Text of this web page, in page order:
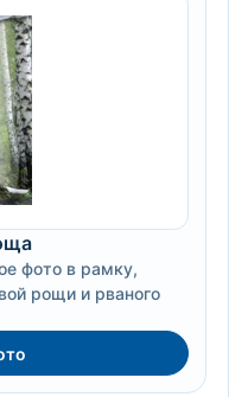
фото в рамку,
рощи и рваного